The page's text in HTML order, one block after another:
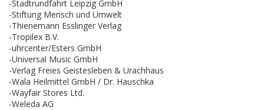
-Stadtrundfahrt Leipzig GmbH
-Stiftung Mensch und Umwelt
-Thienemann Esslinger Verlag
-Tropilex B.V.
-uhrcenter/Esters GmbH
-Universal Music GmbH
-Verlag Freies Geistesleben & Urachhaus
-Wala Heilmittel GmbH / Dr. Hauschka
-Wayfair Stores Ltd.
-Weleda AG